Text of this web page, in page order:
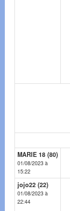
MARIE 18 (80)
01/08/2023 à
15:22
jojo22 (22)
01/08/2023 à
22:44